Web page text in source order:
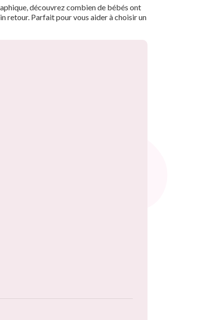
découvrez combien de bébés ont
retour. Parfait pour vous aider à choisir un